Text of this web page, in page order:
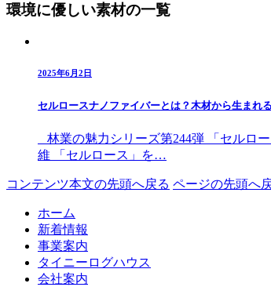
環境に優しい素材の一覧
2025年6月2日
セルロースナノファイバーとは？木材から生まれ
林業の魅力シリーズ第244弾 「セルロ
維 「セルロース」を…
コンテンツ本文の先頭へ戻る ページの先頭へ
ホーム
新着情報
事業案内
タイニーログハウス
会社案内